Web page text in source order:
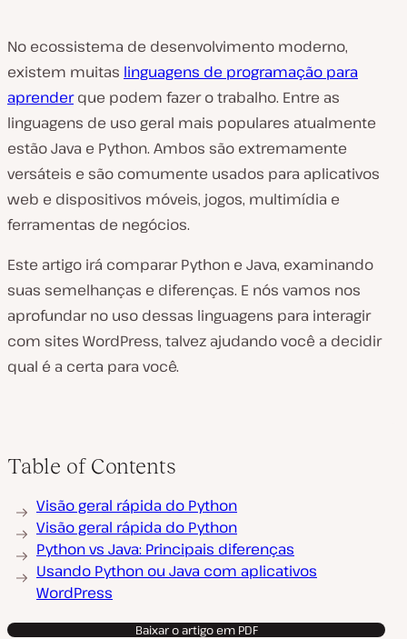
No ecossistema de desenvolvimento moderno,
existem muitas linguagens de programação para
aprenderque podem fazer o trabalho. Entre as
linguagens de uso geral mais populares atualmente
estão Java e Python. Ambos são extremamente
versáteis e são comumente usados ​​para aplicativos
web e dispositivos móveis, jogos, multimídia e
ferramentas de negócios.
Este artigo irá comparar Python e Java, examinando
suas semelhanças e diferenças. E nós vamos nos
aprofundar no uso dessas linguagens para interagir
com sites WordPress, talvez ajudando você a decidir
qual é a certa para você.
Table of Contents
Visão geral rápida do Python
Visão geral rápida do Python
Python vs Java: Principais diferenças
Usando Python ou Java com aplicativos
WordPress
Baixar o artigo em PDF